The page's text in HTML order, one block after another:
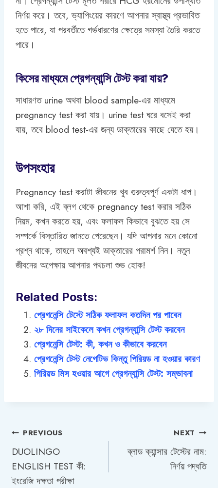
নির্ণয় করে। তবে, ভ্যাপিংয়ের কারণে আপনার স্বাস্থ্য প্রভাবিত
হতে পারে, যা পরবর্তীতে গর্ভধারণের ক্ষেত্রে সমস্যা তৈরি করতে
পারে।
কিসের মাধ্যমে প্রেগন্যান্সি টেস্ট করা যায়?
সাধারণত urine অথবা blood sample-এর মাধ্যমে
pregnancy test করা যায়। urine test ঘরে বসেই করা
যায়, তবে blood test-এর জন্য ডাক্তারের কাছে যেতে হয়।
উপসংহার
Pregnancy test করাটা জীবনের খুব গুরুত্বপূর্ণ একটা ধাপ।
আশা করি, এই ব্লগ থেকে pregnancy test করার সঠিক
নিয়ম, কখন করতে হয়, এবং ফলাফল কিভাবে বুঝতে হয় সে
সম্পর্কে বিস্তারিত জানতে পেরেছেন। যদি আপনার মনে কোনো
প্রশ্ন থাকে, তাহলে অবশ্যই ডাক্তারের পরামর্শ নিন। নতুন
জীবনের অপেক্ষায় আপনার পথচলা শুভ হোক!
Related Posts:
প্রেগনেন্সি টেস্টে সঠিক ফলাফল কতদিন পর পাবেন
২৮ দিনের সাইকেলে কখন প্রেগন্যান্সি টেস্ট করবেন
প্রেগনেন্সি টেস্ট: কী, কখন ও কীভাবে করবেন
প্রেগনেন্সি টেস্ট নেগেটিভ কিন্তু পিরিয়ড না হওয়ার কারণ
পিরিয়ড মিস হওয়ার আগে প্রেগন্যান্সি টেস্ট: সম্ভাবনা
Post
navigation
PREVIOUS
DUOLINGO
ENGLISH TEST কী:
ইংরেজি দক্ষতা পরীক্ষা
NEXT
ব্লাড ক্যান্সার টেস্টের নাম:
নির্ণয় পদ্ধতি